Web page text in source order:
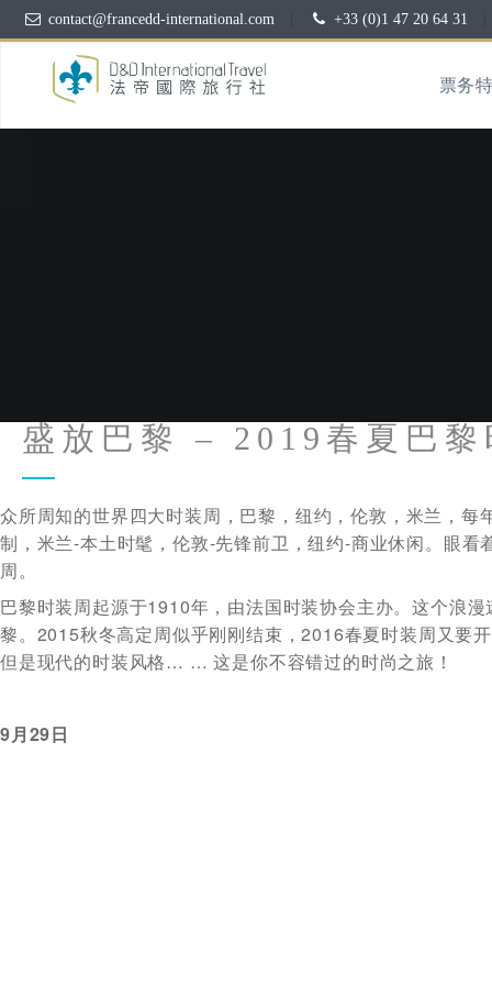
contact@francedd-international.com +33 (0)1 47 20 64 31
票务
盛放巴黎 – 2019春夏巴黎
众所周知的世界四大时装周，巴黎，纽约，伦敦，米兰，
制，米兰-本土时髦，伦敦-先锋前卫，纽约-商业休闲。眼
周。
巴黎时装周起源于1910年，由法国时装协会主办。这个浪
黎。2015秋冬高定周似乎刚刚结束，2016春夏时装周又要
但是现代的时装风格… … 这是你不容错过的时尚之旅！
9月29日